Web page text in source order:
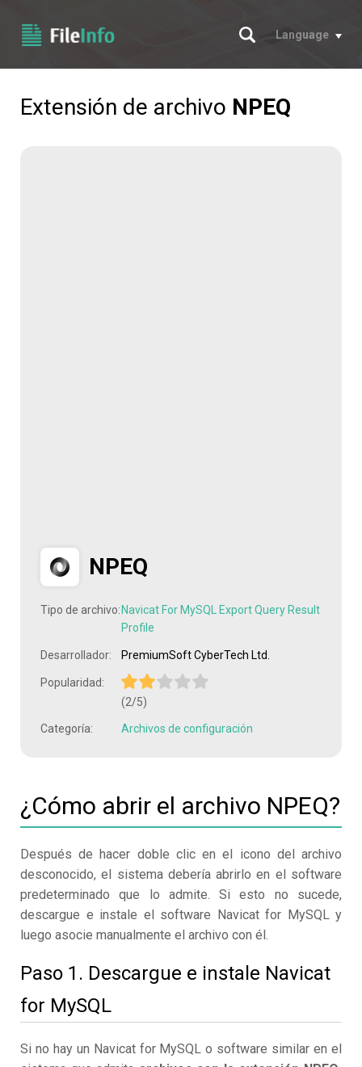
Buscar
Language
Extensión de archivo NPEQ
NPEQ
Tipo de archivo: Navicat For MySQL Export Query Result
Profile
Desarrollador: PremiumSoft CyberTech Ltd.
Popularidad:
(2/5)
Categoría: Archivos de configuración
¿Cómo abrir el archivo NPEQ?
Después de hacer doble clic en el icono del archivo
desconocido, el sistema debería abrirlo en el software
predeterminado que lo admite. Si esto no sucede,
descargue e instale el software Navicat for MySQL y
luego asocie manualmente el archivo con él.
Paso 1. Descargue e instale Navicat
for MySQL
Si no hay un Navicat for MySQL o software similar en el